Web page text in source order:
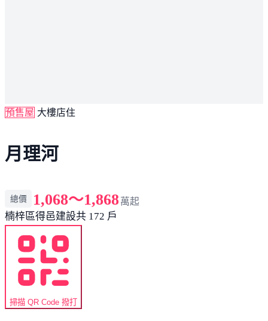
預售屋 大樓店住
月理河
總價 1,068～1,868 萬起
楠梓區得邑建設共 172 戶
掃描 QR Code 撥打